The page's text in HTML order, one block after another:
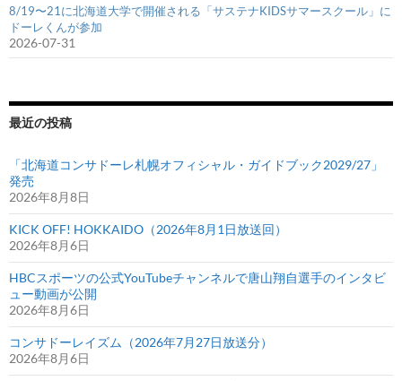
8/19〜21に北海道大学で開催される「サステナKIDSサマースクール」に
ドーレくんが参加
2026-07-31
最近の投稿
「北海道コンサドーレ札幌オフィシャル・ガイドブック2029/27」
発売
2026年8月8日
KICK OFF! HOKKAIDO（2026年8月1日放送回）
2026年8月6日
HBCスポーツの公式YouTubeチャンネルで唐山翔自選手のインタビ
ュー動画が公開
2026年8月6日
コンサドーレイズム（2026年7月27日放送分）
2026年8月6日